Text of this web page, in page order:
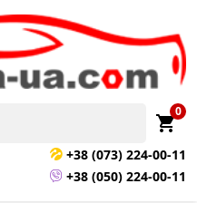
shopping_cart
0
+38 (073) 224-00-11
+38 (050) 224-00-11